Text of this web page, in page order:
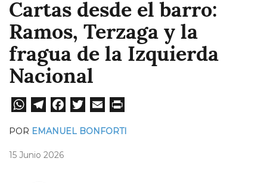
Cartas desde el barro:
Ramos, Terzaga y la
fragua de la Izquierda
Nacional
W
A
pp
Te
a
Fa
POR EMANUEL BONFORTI
15 Junio 2026